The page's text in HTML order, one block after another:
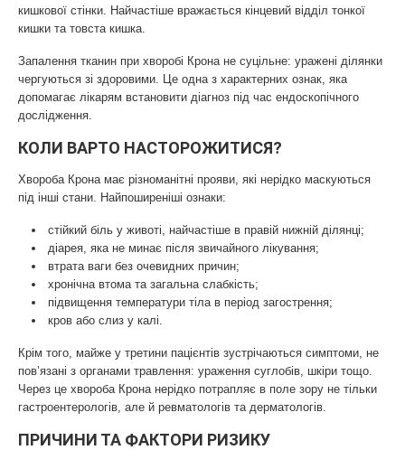
кишкової стінки. Найчастіше вражається кінцевий відділ тонкої
кишки та товста кишка.
Запалення тканин при хворобі Крона не суцільне: уражені ділянки
чергуються зі здоровими. Це одна з характерних ознак, яка
допомагає лікарям встановити діагноз під час ендоскопічного
дослідження.
КОЛИ ВАРТО НАСТОРОЖИТИСЯ?
Хвороба Крона має різноманітні прояви, які нерідко маскуються
під інші стани. Найпоширеніші ознаки:
стійкий біль у животі, найчастіше в правій нижній ділянці;
діарея, яка не минає після звичайного лікування;
втрата ваги без очевидних причин;
хронічна втома та загальна слабкість;
підвищення температури тіла в період загострення;
кров або слиз у калі.
Крім того, майже у третини пацієнтів зустрічаються симптоми, не
пов’язані з органами травлення: ураження суглобів, шкіри тощо.
Через це хвороба Крона нерідко потрапляє в поле зору не тільки
гастроентерологів, але й ревматологів та дерматологів.
ПРИЧИНИ ТА ФАКТОРИ РИЗИКУ